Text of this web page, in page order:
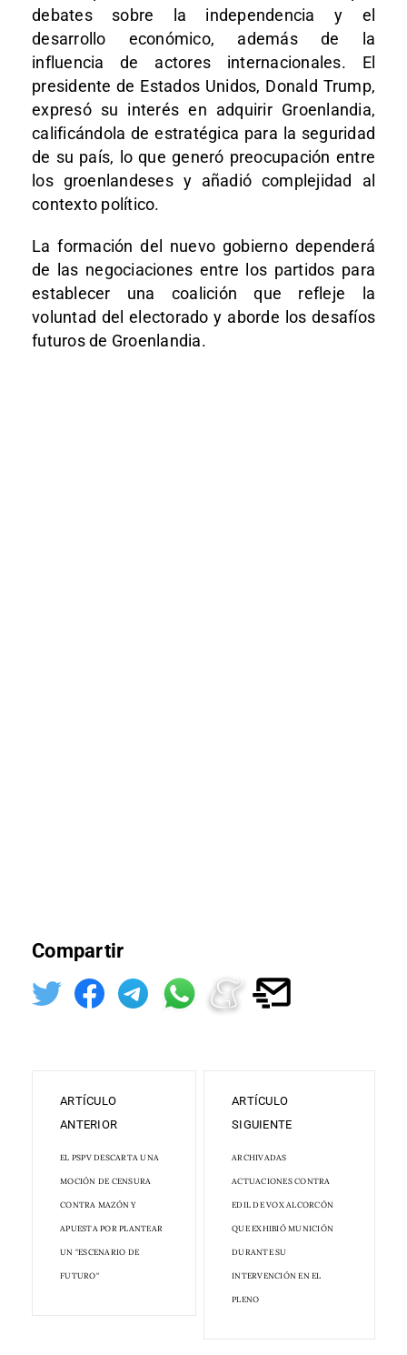
debates sobre la independencia y el
desarrollo económico, además de la
influencia de actores internacionales. El
presidente de Estados Unidos, Donald Trump,
expresó su interés en adquirir Groenlandia,
calificándola de estratégica para la seguridad
de su país, lo que generó preocupación entre
los groenlandeses y añadió complejidad al
contexto político.
La formación del nuevo gobierno dependerá
de las negociaciones entre los partidos para
establecer una coalición que refleje la
voluntad del electorado y aborde los desafíos
futuros de Groenlandia.
Compartir
ARTÍCULO
ANTERIOR
EL PSPV DESCARTA UNA
MOCIÓN DE CENSURA
CONTRA MAZÓN Y
APUESTA POR PLANTEAR
UN "ESCENARIO DE
FUTURO"
ARTÍCULO
SIGUIENTE
ARCHIVADAS
ACTUACIONES CONTRA
EDIL DE VOX ALCORCÓN
QUE EXHIBIÓ MUNICIÓN
DURANTE SU
INTERVENCIÓN EN EL
PLENO